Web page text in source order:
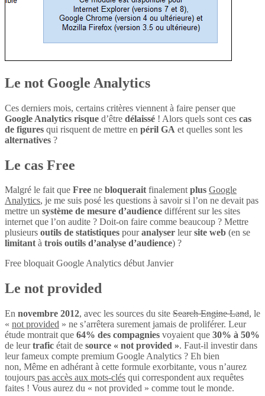
Le not Google Analytics
Ces derniers mois, certains critères viennent à faire penser que
Google Analytics risque d’être délaissé ! Alors quels sont ces cas
de figures qui risquent de mettre en péril GA et quelles sont les
alternatives ?
Le cas Free
Malgré le fait que Free ne bloqueraitfinalementplus Google
Analytics, je me suis posé les questions à savoir si l’on ne devait pas
mettre un système de mesure d’audience différent sur les sites
internet que l’on audite ? Doit-on faire comme beaucoup ? Mettre
plusieurs outils de statistiques pouranalyser leursite web (en se
limitantà trois outils d’analyse d’audience) ?
Free bloquait Google Analytics début Janvier
Le not provided
En novembre 2012, avec les sources du site Search Engine Land, le
« not provided » ne s’arrêtera surement jamais de proliférer. Leur
étude montrait que 64% des compagnies voyaient que 30% à 50%
de leurtrafic était de source « not provided ». Faut-il investir dans
leur fameux compte premium Google Analytics ? Eh bien
non, Même en adhérant à cette formule exorbitante, vous n’aurez
toujours pas accès aux mots-clés qui correspondent aux requêtes
faites ! Vous aurez du « not provided » comme tout le monde.